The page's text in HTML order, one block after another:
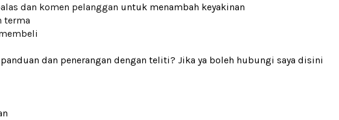
dan komen pelanggan untuk menambah keyakinan
terma
dan penerangan dengan teliti? Jika ya boleh hubungi saya disini